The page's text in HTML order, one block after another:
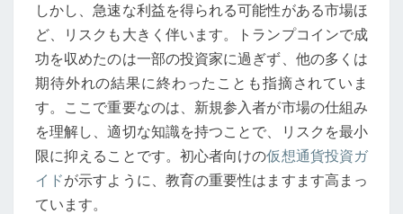
け
仮
想
通
貨
ガ
イ
ド：
しかし、急速な利益を得られる可能性がある市場ほ
ど、リスクも大きく伴います。トランプコインで成
功を収めたのは一部の投資家に過ぎず、他の多くは
期待外れの結果に終わったことも指摘されていま
す。ここで重要なのは、新規参入者が市場の仕組み
を理解し、適切な知識を持つことで、リスクを最小
限に抑えることです。初心者向けの仮想通貨投資ガ
イドが示すように、教育の重要性はますます高まっ
ています。